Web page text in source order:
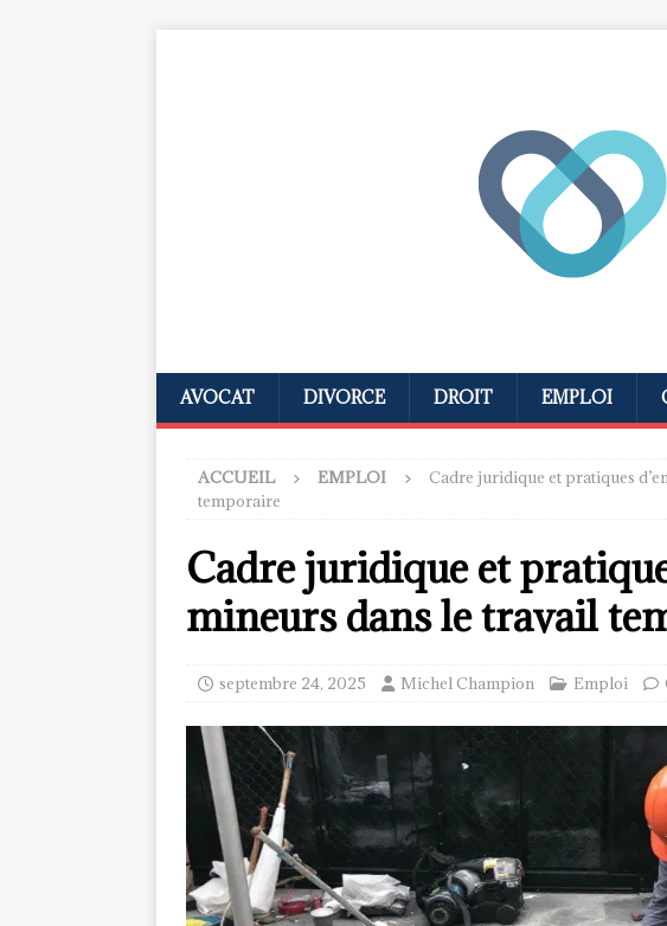
AVOCAT DIVORCE DROIT EMPLOI
ACCUEIL EMPLOI
Cadre juridique et pratiques
temporaire
Cadre juridique et
mineurs dans le travail
septembre 24, 2025 Michel Champion Emploi